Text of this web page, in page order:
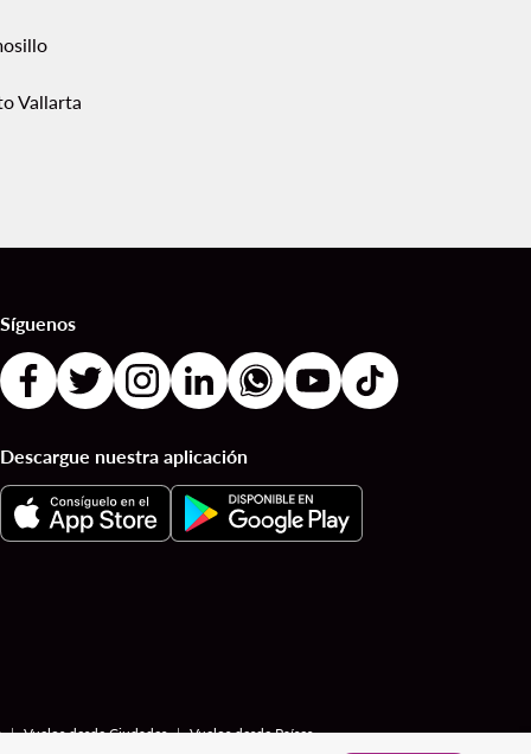
Vallarta
Síguenos
Descargue nuestra aplicación
| Vuelos desde Ciudades | Vuelos desde Países